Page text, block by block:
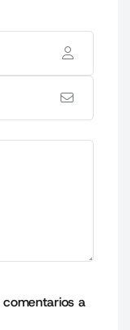
comentarios a